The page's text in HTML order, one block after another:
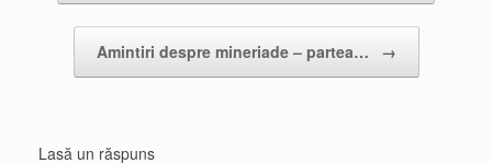
Amintiri despre mineriade – partea… →
Lasă un răspuns